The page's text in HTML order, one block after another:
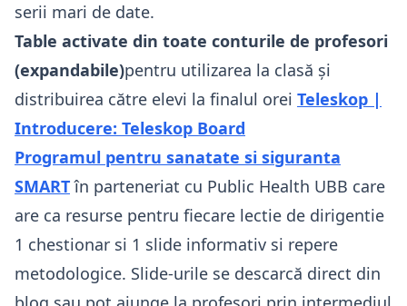
serii mari de date.
Table activate din toate conturile de profesori
(expandabile)pentru utilizarea la clasă și
distribuirea către elevi la finalul orei Teleskop |
Introducere: Teleskop Board
Programul pentru sanatate si siguranta
SMART în parteneriat cu Public Health UBB care
are ca resurse pentru fiecare lectie de dirigentie
1 chestionar si 1 slide informativ si repere
metodologice. Slide-urile se descarcă direct din